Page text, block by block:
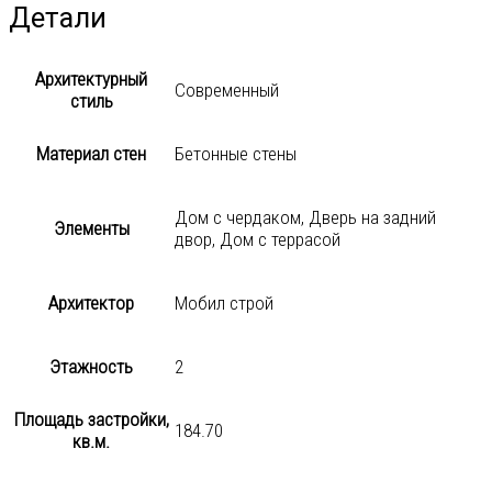
Детали
Архитектурный
стиль
Современный
Материал стен Бетонные стены
Элементы
Дом с чердаком, Дверь на задний
двор, Дом с террасой
Архитектор Мобил строй
Этажность 2
Площадь застройки,
кв.м.
184.70